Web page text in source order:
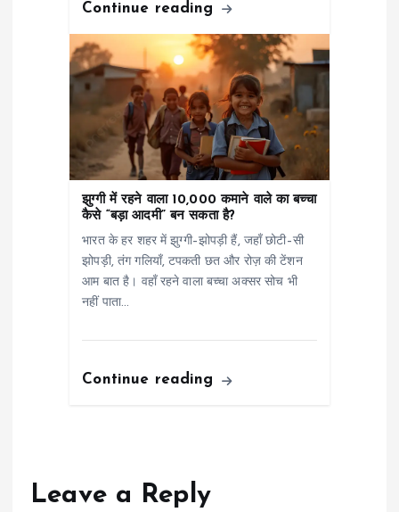
Continue reading
झुग्गी में रहने वाला 10,000 कमाने वाले का बच्चा
कैसे “बड़ा आदमी” बन सकता है?
भारत के हर शहर में झुग्गी–झोपड़ी हैं, जहाँ छोटी–सी
झोपड़ी, तंग गलियाँ, टपकती छत और रोज़ की टेंशन
आम बात है। वहाँ रहने वाला बच्चा अक्सर सोच भी
नहीं पाता…
Continue reading
Leave a Reply